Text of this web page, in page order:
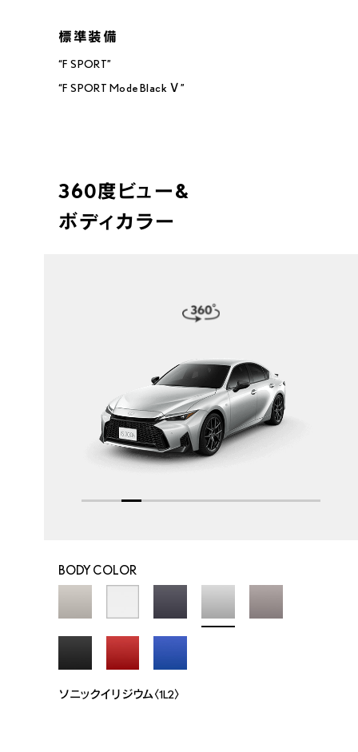
“F SPORT”
“F SPORT Mode Black Ⅴ”
360度ビュー&
ボディカラー
BODY COLOR
ソニックイリジウム〈1L2〉